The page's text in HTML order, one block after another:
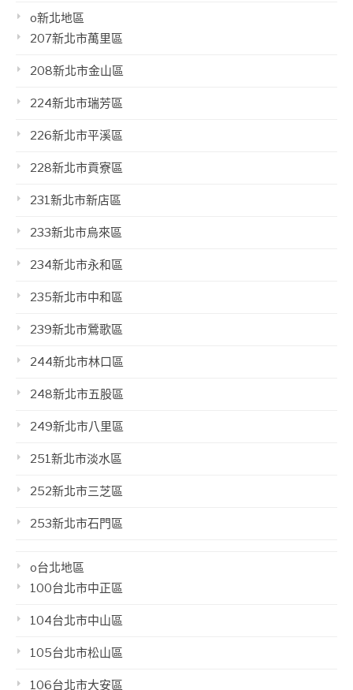
o新北地區
207新北市萬里區
208新北市金山區
224新北市瑞芳區
226新北市平溪區
228新北市貢寮區
231新北市新店區
233新北市烏來區
234新北市永和區
235新北市中和區
239新北市鶯歌區
244新北市林口區
248新北市五股區
249新北市八里區
251新北市淡水區
252新北市三芝區
253新北市石門區
o台北地區
100台北市中正區
104台北市中山區
105台北市松山區
106台北市大安區